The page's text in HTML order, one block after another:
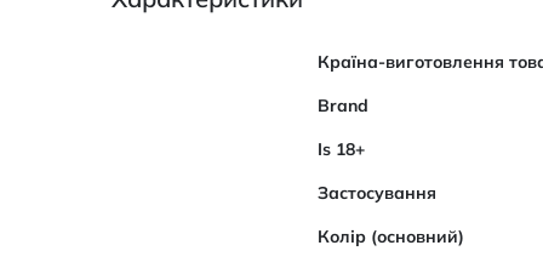
Характеристики
Країна-виготовлення
Brand
Is 18+
Застосування
Колір (основний)